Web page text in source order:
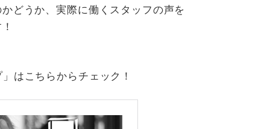
どうか、実際に働くスタッフの声を
はこちらからチェック！